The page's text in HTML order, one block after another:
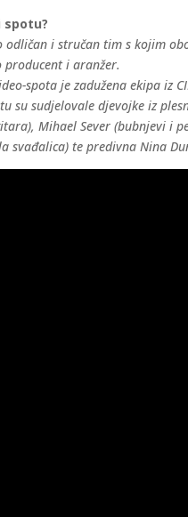
spotu?
i stručan tim s kojim
i aranžer.
spota je zadužena ekipa iz
su sudjelovale djevojke iz
Mihael Sever (bubnjevi i
svađalica) te predivna Nina